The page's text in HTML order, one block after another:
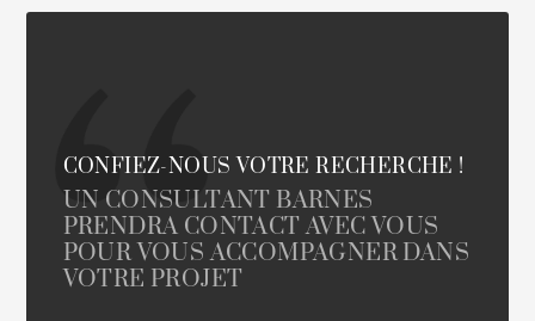
CONFIEZ-NOUS VOTRE RECHERCHE !
UN CONSULTANT BARNES
PRENDRA CONTACT AVEC VOUS
POUR VOUS ACCOMPAGNER DANS
VOTRE PROJET